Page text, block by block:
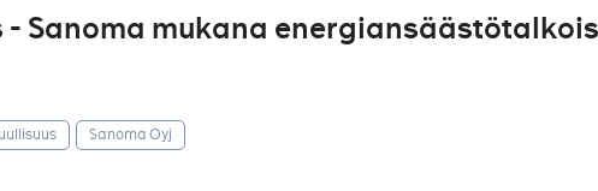
Sanoma mukana
Sanoma Oyj